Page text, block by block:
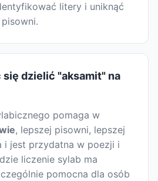
litery i uniknąć
dzielić "aksamit" na
pomaga w
, lepszej pisowni, lepszej
i jest przydatna w poezji i
liczenie sylab ma
pomocna dla osób